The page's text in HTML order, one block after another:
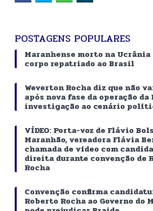
POSTAGENS POPULARES
Maranhense morto na Ucrânia
corpo repatriado ao Brasil
Weverton Rocha diz que não
após nova fase da operação
investigação ao cenário
VÍDEO: Porta-voz de Flávio
Maranhão, vereadora Flávia
chamada de vídeo com
direita durante convenção de
Rocha
Convenção confirma
Roberto Rocha ao Governo do